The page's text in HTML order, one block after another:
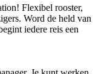
Flexibel rooster,
Word de held van
iedere reis een